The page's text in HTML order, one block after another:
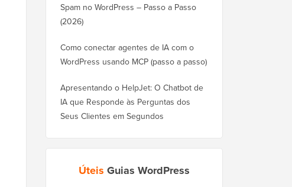
Spam no WordPress – Passo a Passo
(2026)
Como conectar agentes de IA com o
WordPress usando MCP (passo a passo)
Apresentando o HelpJet: O Chatbot de
IA que Responde às Perguntas dos
Seus Clientes em Segundos
Úteis Guias WordPress